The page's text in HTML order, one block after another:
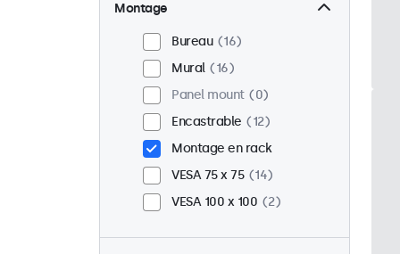
Montage
Bureau
16
Mural
16
Panel mount
0
Encastrable
12
Montage en rack
VESA 75 x 75
14
VESA 100 x 100
2